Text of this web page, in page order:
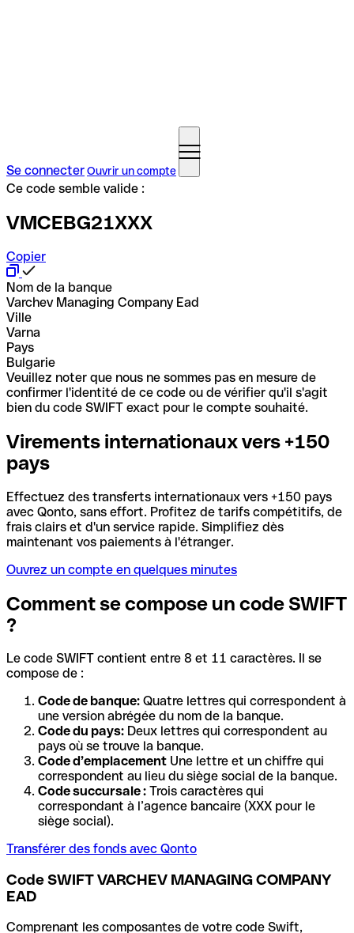
Se connecterOuvrir un compte
Ce code semble valide :
VMCEBG21XXX
Copier
Nom de la banque
Varchev Managing Company Ead
Ville
Varna
Pays
Bulgarie
Veuillez noter que nous ne sommes pas en mesure de
confirmer l'identité de ce code ou de vérifier qu'il s'agit
bien du code SWIFT exact pour le compte souhaité.
Virements internationaux vers +150
pays
Effectuez des transferts internationaux vers +150 pays
avec Qonto, sans effort. Profitez de tarifs compétitifs, de
frais clairs et d'un service rapide. Simplifiez dès
maintenant vos paiements à l'étranger.
Ouvrez un compte en quelques minutes
Comment se compose un code SWIFT
?
Le code SWIFT contient entre 8 et 11 caractères. Il se
compose de :
Code de banque: Quatre lettres qui correspondent à
une version abrégée du nom de la banque.
Code du pays: Deux lettres qui correspondent au
pays où se trouve la banque.
Code d’emplacement Une lettre et un chiffre qui
correspondent au lieu du siège social de la banque.
Code succursale : Trois caractères qui
correspondant à l’agence bancaire (XXX pour le
siège social).
Transférer des fonds avec Qonto
Code SWIFT VARCHEV MANAGING COMPANY
EAD
Comprenant les composantes de votre code Swift,